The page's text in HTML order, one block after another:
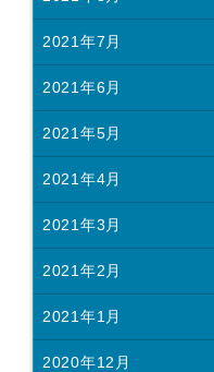
2021年7月
2021年6月
2021年5月
2021年4月
2021年3月
2021年2月
2021年1月
2020年12月